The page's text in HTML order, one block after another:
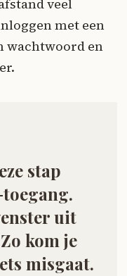
veel
met een
wachtwoord en
stap
uit
kom je
misgaat.